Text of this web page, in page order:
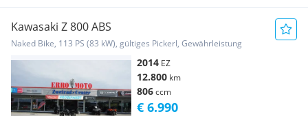
Kawasaki Z 800 ABS
Naked Bike, 113 PS (83 kW), gültiges Pickerl, Gewährleistung
2014 EZ
12.800 km
806ccm
€ 6.990